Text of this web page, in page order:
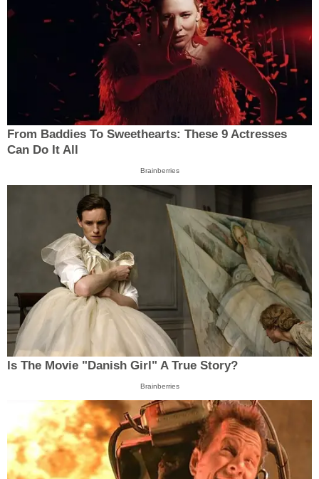
From Baddies To Sweethearts: These 9 Actresses
Can Do It All
Brainberries
Is The Movie "Danish Girl" A True Story?
Brainberries